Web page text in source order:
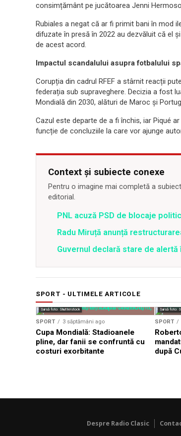
consimțământ pe jucătoarea Jenni
Rubiales a negat că ar fi primit bani în mod
difuzate în presă în 2022 au dezvăluit că el
de acest acord.
Impactul scandalului asupra fotbalului
Corupția din cadrul RFEF a stârnit reacții
federația sub supraveghere. Decizia a fost
Mondială din 2030, alături de Maroc și
Cazul este departe de a fi închis, iar Piqué
funcție de concluziile la care vor ajunge
Context și subiecte conexe
Pentru o imagine mai completă a
editorial.
PNL acuză PSD de blocaje
Radu Miruță anunță
Guvernul declară stare de alertă
SPORT - ULTIMELE ARTICOLE
Sursă foto: Shutterstock
SPORT 3 săptămâni ago
Cupa Mondială: Stadioanele
pline, dar fanii se confruntă cu
costuri exorbitante
Sursă foto:
SPORT
după
Despre Radio Clasic